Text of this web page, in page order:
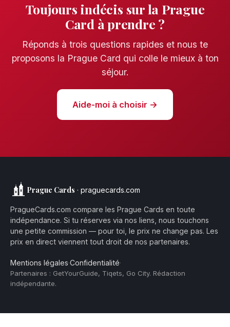
Toujours indécis sur la Prague
Card à prendre ?
Réponds à trois questions rapides et nous te
proposons la Prague Card qui colle le mieux à ton
séjour.
Aide-moi à choisir →
Prague Cards · praguecards.com
PragueCards.com compare les Prague Cards en toute
indépendance. Si tu réserves via nos liens, nous touchons
une petite commission — pour toi, le prix ne change pas. Les
prix en direct viennent tout droit de nos partenaires.
Mentions légales·Confidentialité·
Partenaires : GetYourGuide, Tiqets, Go City. Rédaction
indépendante.